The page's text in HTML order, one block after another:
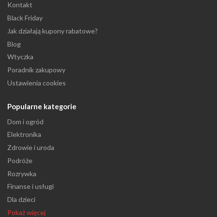
Kontakt
Black Friday
Jak działają kupony rabatowe?
Blog
Wtyczka
Poradnik zakupowy
Ustawienia cookies
Popularne kategorie
Dom i ogród
Elektronika
Zdrowie i uroda
Podróże
Rozrywka
Finanse i usługi
Dla dzieci
Pokaż więcej